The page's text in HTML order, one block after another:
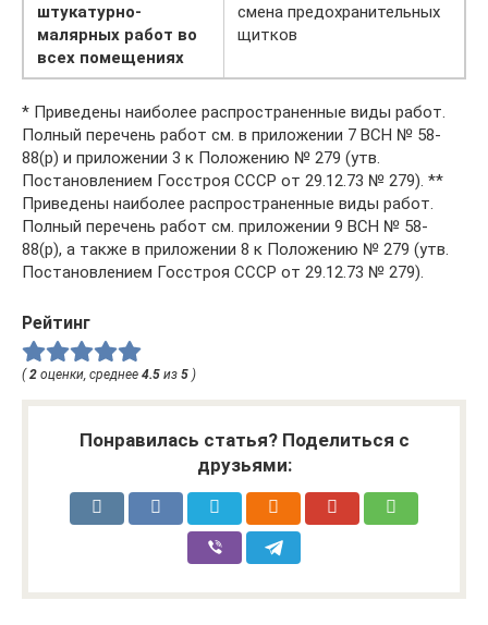
штукатурно-
малярных работ во
всех помещениях
смена предохранительных
щитков
* Приведены наиболее распространенные виды работ.
Полный перечень работ см. в приложении 7 ВСН № 58-
88(р) и приложении 3 к Положению № 279 (утв.
Постановлением Госстроя СССР от 29.12.73 № 279). **
Приведены наиболее распространенные виды работ.
Полный перечень работ см. приложении 9 ВСН № 58-
88(р), а также в приложении 8 к Положению № 279 (утв.
Постановлением Госстроя СССР от 29.12.73 № 279).
Рейтинг
(2 оценки, среднее 4.5 из 5 )
Понравилась статья? Поделиться с
друзьями: